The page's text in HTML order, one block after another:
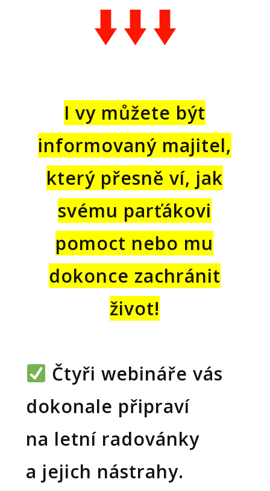
I vy můžete být
informovaný majitel,
který přesně ví, jak
svému parťákovi
pomoct nebo mu
dokonce zachránit
život!
Čtyři webináře vás
dokonale připraví
na letní radovánky
a jejich nástrahy.